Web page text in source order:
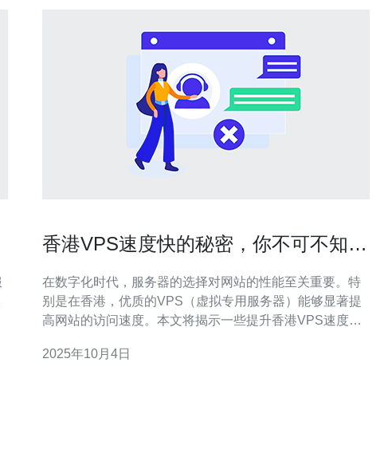
香港VPS速度快的秘密，你不可不知的
在数字化时代，服务器的选择对网站的性能至关重要。特
别是在香港，优质的VPS（虚拟专用服务器）能够显著提
高网站的访问速度。本文将揭示一些提升香港VPS速度的
保用户体验的流畅性。 为什么选择香港的VPS？ 香港作为
2025年10月4日